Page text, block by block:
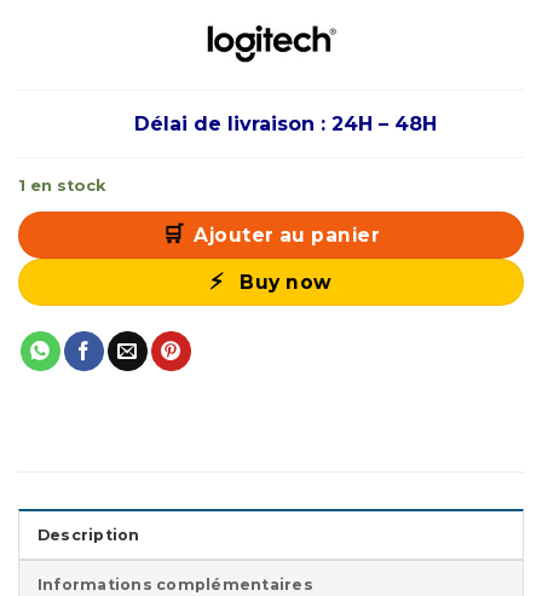
Délai de livraison : 24H – 48H
1 en stock
Ajouter au panier
Buy now
Description
Informations complémentaires